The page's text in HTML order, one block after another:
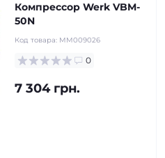
Компрессор Werk VBM-
50N
Код товара: MM009026
0
7 304 грн.